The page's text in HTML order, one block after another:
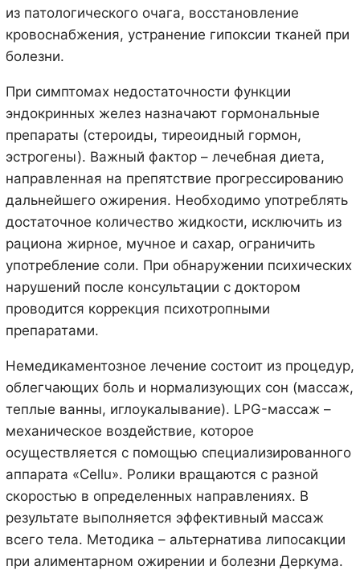
из патологического очага, восстановление
кровоснабжения, устранение гипоксии тканей при
болезни.
При симптомах недостаточности функции
эндокринных желез назначают гормональные
препараты (стероиды, тиреоидный гормон,
эстрогены). Важный фактор – лечебная диета,
направленная на препятствие прогрессированию
дальнейшего ожирения. Необходимо употреблять
достаточное количество жидкости, исключить из
рациона жирное, мучное и сахар, ограничить
употребление соли. При обнаружении психических
нарушений после консультации с доктором
проводится коррекция психотропными
препаратами.
Немедикаментозное лечение состоит из процедур,
облегчающих боль и нормализующих сон (массаж,
теплые ванны, иглоукалывание). LPG-массаж –
механическое воздействие, которое
осуществляется с помощью специализированного
аппарата «Cellu». Ролики вращаются с разной
скоростью в определенных направлениях. В
результате выполняется эффективный массаж
всего тела. Методика – альтернатива липосакции
при алиментарном ожирении и болезни Деркума.